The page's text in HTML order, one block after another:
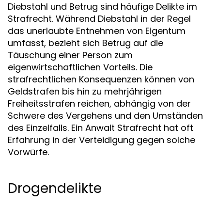
Diebstahl und Betrug sind häufige Delikte im
Strafrecht. Während Diebstahl in der Regel
das unerlaubte Entnehmen von Eigentum
umfasst, bezieht sich Betrug auf die
Täuschung einer Person zum
eigenwirtschaftlichen Vorteils. Die
strafrechtlichen Konsequenzen können von
Geldstrafen bis hin zu mehrjährigen
Freiheitsstrafen reichen, abhängig von der
Schwere des Vergehens und den Umständen
des Einzelfalls. Ein Anwalt Strafrecht hat oft
Erfahrung in der Verteidigung gegen solche
Vorwürfe.
Drogendelikte